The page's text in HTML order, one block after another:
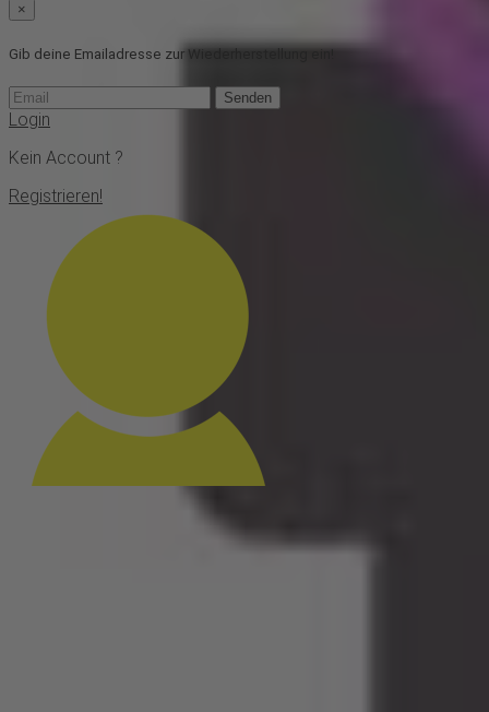
×
Gib deine Emailadresse zur Wiederherstellung ein!
Senden
Login
Kein Account ?
Registrieren!